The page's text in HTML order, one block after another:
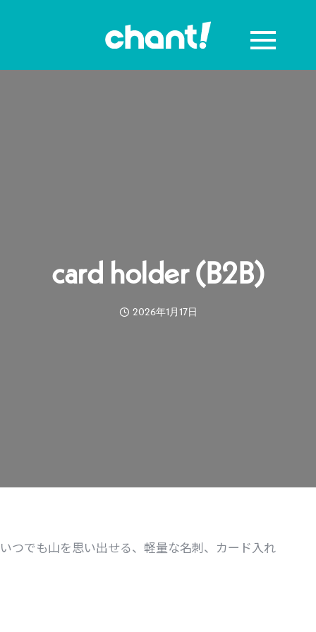
card holder (B2B)
2026年1月17日
いつでも山を思い出せる、軽量な名刺、カード入れ